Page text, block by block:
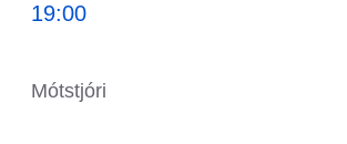
19:00
Mótstjóri